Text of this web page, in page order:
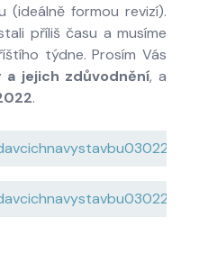
(ideálně formou revizí).
příliš času a musíme
týdne. Prosím Vás
a jejich zdůvodnění, a
.